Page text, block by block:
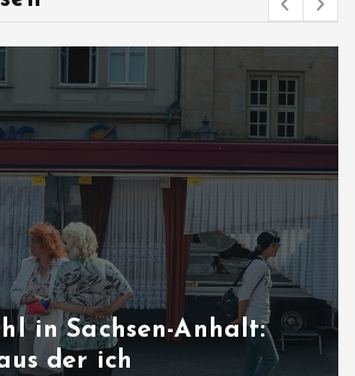
Nach Ceuta-Krise: Spanien